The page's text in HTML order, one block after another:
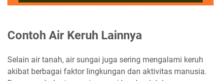
Contoh Air Keruh Lainnya
Selain air tanah, air sungai juga sering mengalami keruh
akibat berbagai faktor lingkungan dan aktivitas manusia.